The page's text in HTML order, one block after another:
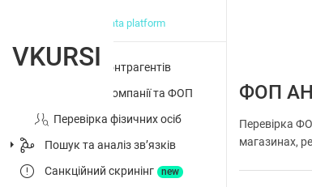
big data platform
Перевірка контрагентів
Досьє на компанії та ФОП
Перевірка фізичних осіб
Пошук та аналіз звʼязків
Санкційний скринінг
new
ФОП
Перевірка
магазинах,
VKURSI